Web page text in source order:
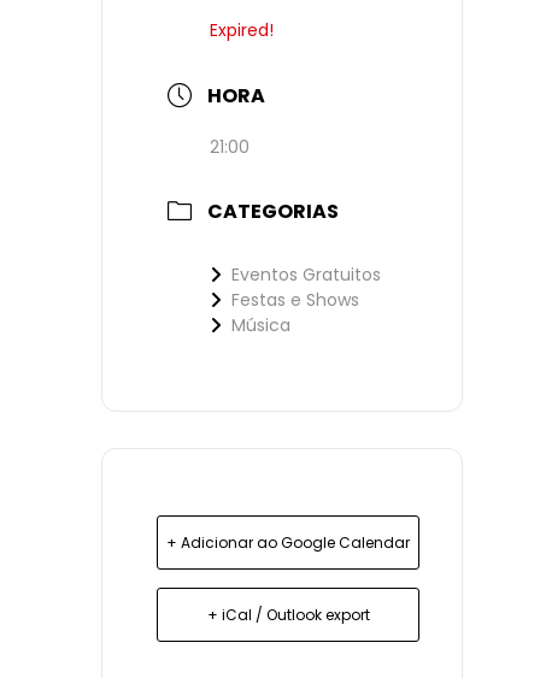
Expired!
HORA
21:00
CATEGORIAS
Eventos Gratuitos
Festas e Shows
Música
+ Adicionar ao Google Calendar
+ iCal / Outlook export